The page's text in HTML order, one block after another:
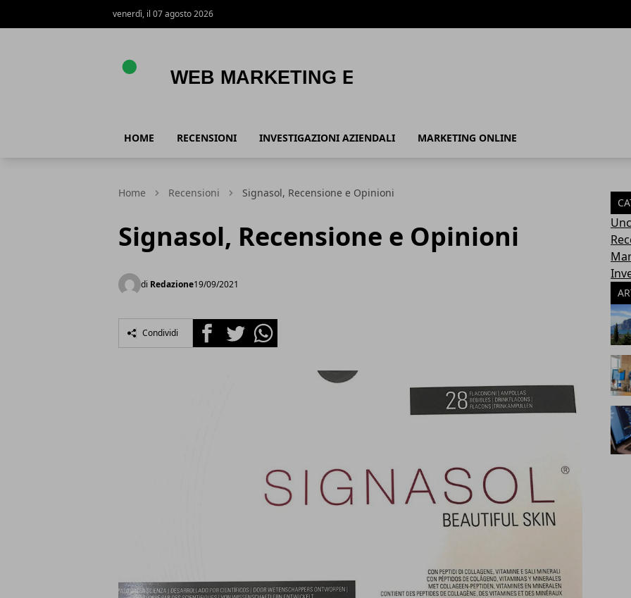
venerdì, il 07 agosto 2026
HOME RECENSIONI INVESTIGAZIONI AZIENDALI MARKETING ONLINE
Home Recensioni Signasol, Recensione e Opinioni
Signasol, Recensione e Opinioni
di Redazione19/09/2021
Condividi FacebookTwitterWhatsapp